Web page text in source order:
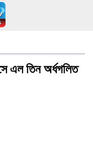
এল তিন অর্ধগলিত